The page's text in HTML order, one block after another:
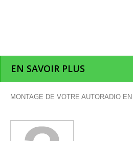
EN SAVOIR PLUS
MONTAGE DE VOTRE AUTORADIO